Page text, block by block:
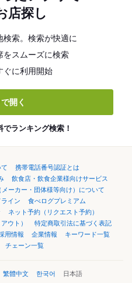
店探し
検索。検索が快適に
をスムーズに検索
ぐに利用開始
開く
ランキング検索！
携帯電話番号認証とは
飲食店・飲食企業様向けサービス
メーカー・団体様等向け）について
イン
食べログプレミアム
ネット予約（リクエスト予約）
ウト）
特定商取引法に基づく表記
用情報 企業情報
キーワード一覧
チェーン一覧
繁體中文 한국어 日本語